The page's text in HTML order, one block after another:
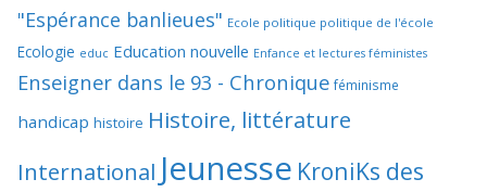
"Espérance banlieues" Ecole politique politique de l'école
Ecologie educ Education nouvelle Enfance et lectures féministes
Enseigner dans le 93 - Chronique féminisme
handicap histoire Histoire, littérature
International Jeunesse KroniKs des